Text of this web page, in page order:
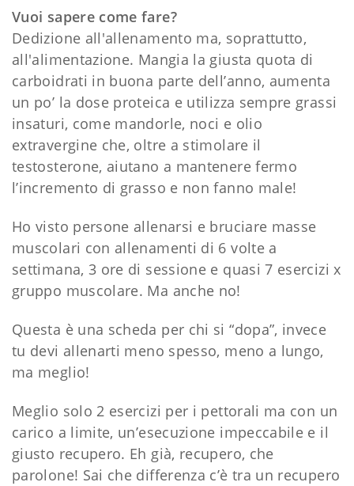
Vuoi sapere come fare?
Dedizione all'allenamento ma, soprattutto,
all'alimentazione. Mangia la giusta quota di
carboidrati in buona parte dell’anno, aumenta
un po’ la dose proteica e utilizza sempre grassi
insaturi, come mandorle, noci e olio
extravergine che, oltre a stimolare il
testosterone, aiutano a mantenere fermo
l’incremento di grasso e non fanno male!
Ho visto persone allenarsi e bruciare masse
muscolari con allenamenti di 6 volte a
settimana, 3 ore di sessione e quasi 7 esercizi x
gruppo muscolare. Ma anche no!
Questa è una scheda per chi si “dopa”, invece
tu devi allenarti meno spesso, meno a lungo,
ma meglio!
Meglio solo 2 esercizi per i pettorali ma con un
carico a limite, un’esecuzione impeccabile e il
giusto recupero. Eh già, recupero, che
parolone! Sai che differenza c’è tra un recupero